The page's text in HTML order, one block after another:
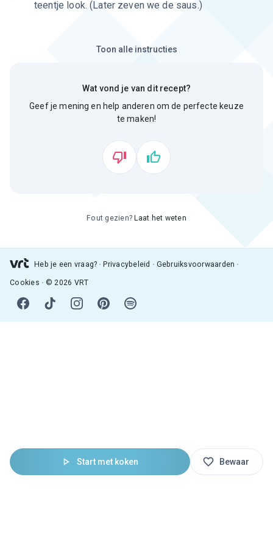
Start met koken Bewaar
teentje look. (Later zeven we de saus.)
Toon alle instructies
Wat vond je van dit recept?
Geef je mening en help anderen om de perfecte keuze
te maken!
Fout gezien? Laat het weten
Heb je een vraag? Privacybeleid Gebruiksvoorwaarden
Cookies © 2026 VRT